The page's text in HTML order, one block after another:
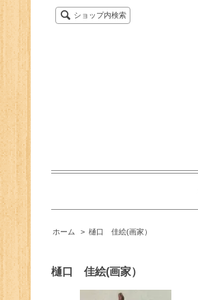
ショップ内検索
ホーム > 樋口 佳絵(画家）
樋口 佳絵(画家）